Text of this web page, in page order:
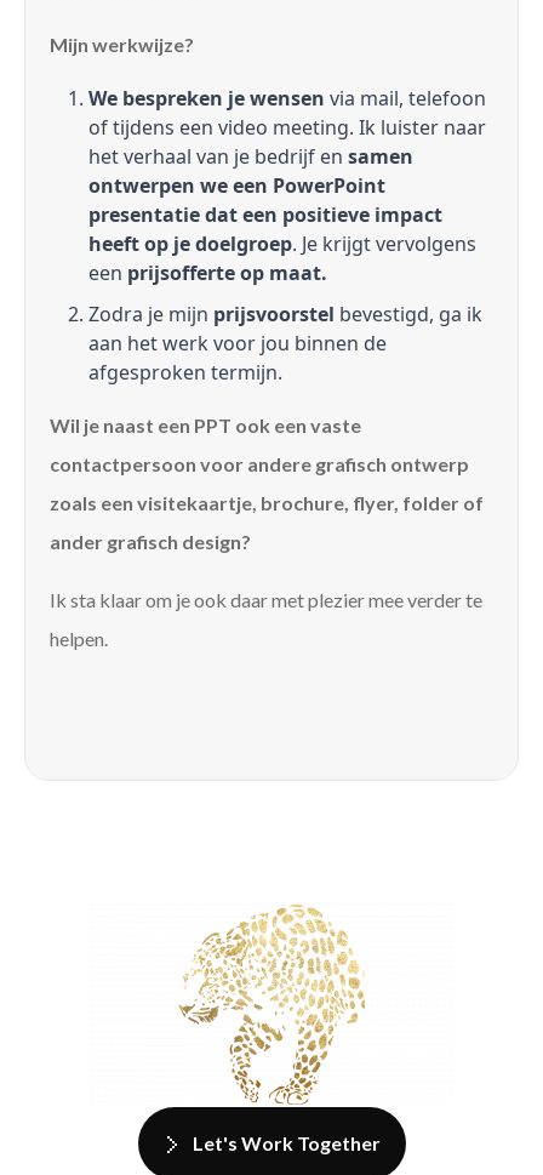
Mijn werkwijze?
We bespreken je wensen via mail, telefoon
of tijdens een video meeting. Ik luister naar
het verhaal van je bedrijf en samen
ontwerpen we een PowerPoint
presentatie dat een positieve impact
heeft op je doelgroep. Je krijgt vervolgens
een prijsofferte op maat.
Zodra je mijn prijsvoorstel bevestigd, ga ik
aan het werk voor jou binnen de
afgesproken termijn.
Wil je naast een PPT ook een vaste
contactpersoon voor andere grafisch ontwerp
zoals een visitekaartje, brochure, flyer, folder of
ander grafisch design?
Ik sta klaar om je ook daar met plezier mee verder te
helpen.
Let's Work Together